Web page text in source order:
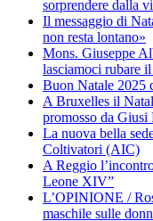
sorprendere dalla
Il messaggio di
non resta lontano»
Mons. Giuseppe
lasciamoci rubare
Buon Natale 2025
A Bruxelles il
promosso da Giusi
La nuova bella
Coltivatori (AIC)
A Reggio
Leone XIV”
L’OPINIONE /
maschile sulle